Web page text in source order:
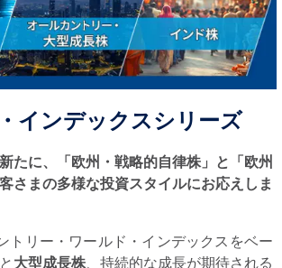
インデックスシリーズ
たに、「欧州・戦略的自律株」と「欧州
さまの多様な投資スタイルにお応えしま
トリー・ワールド・インデックスをベー
と大型成長株、持続的な成長が期待される